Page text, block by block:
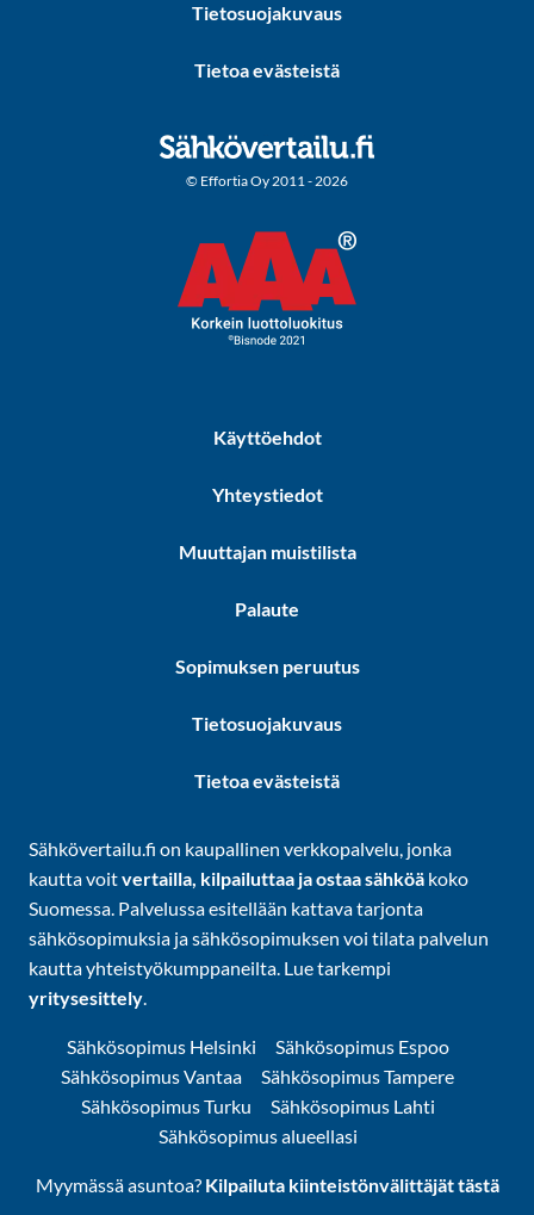
Tietosuojakuvaus
Tietoa evästeistä
© Effortia Oy 2011 - 2026
Käyttöehdot
Yhteystiedot
Muuttajan muistilista
Palaute
Sopimuksen peruutus
Tietosuojakuvaus
Tietoa evästeistä
Sähkövertailu.fi on kaupallinen verkkopalvelu, jonka
kautta voitvertailla, kilpailuttaa ja ostaa sähköä koko
Suomessa. Palvelussa esitellään kattava tarjonta
sähkösopimuksia ja sähkösopimuksen voi tilata palvelun
kautta yhteistyökumppaneilta. Lue tarkempi
yritysesittely.
Sähkösopimus Helsinki
Sähkösopimus Espoo
Sähkösopimus Vantaa
Sähkösopimus Tampere
Sähkösopimus Turku
Sähkösopimus Lahti
Sähkösopimus alueellasi
Myymässä asuntoa? Kilpailuta kiinteistönvälittäjät tästä